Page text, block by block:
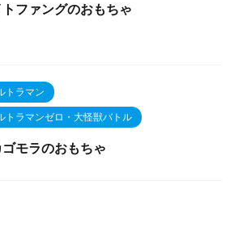
ファングのおもちゃ
トラマン
トラマンゼロ・大怪獣バトル
モラのおもちゃ